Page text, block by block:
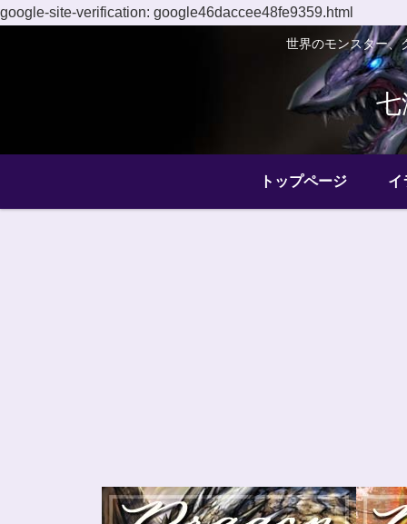
google-site-verification: google46daccee48fe9359.html
世界のモンスター、
トップページ イ